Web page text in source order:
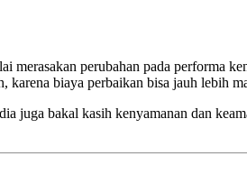
perubahan pada performa
biaya perbaikan bisa jauh lebih
juga bakal kasih kenyamanan dan